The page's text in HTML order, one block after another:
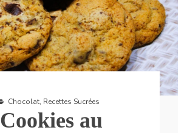
Chocolat, Recettes Sucrées
Cookies au